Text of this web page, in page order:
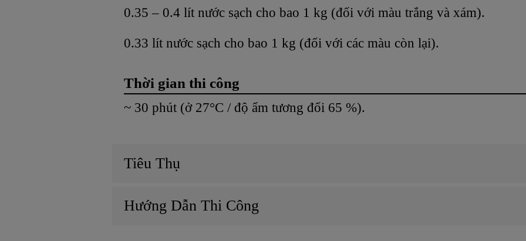
0.35 – 0.4 lít nước sạch cho bao 1 kg (đối với màu trắng và xám).
0.33 lít nước sạch cho bao 1 kg (đối với các màu còn lại).
Thời gian thi công
~ 30 phút (ở 27°C / độ ẩm tương đối 65 %).
Tiêu Thụ
Hướng Dẫn Thi Công